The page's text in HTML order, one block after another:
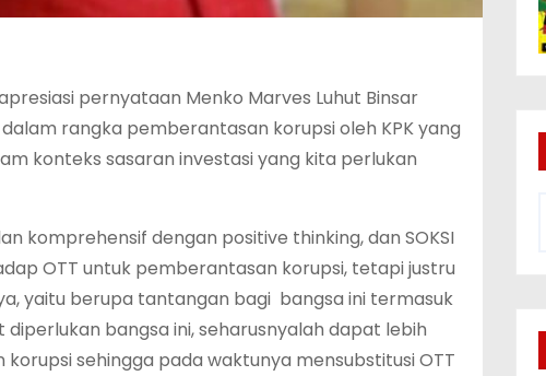
pernyataan Menko Marves Luhut Binsar
rangka pemberantasan korupsi oleh KPK yang
konteks sasaran investasi yang kita perlukan
komprehensif dengan positive thinking, dan SOKSI
OTT untuk pemberantasan korupsi, tetapi justru
yaitu berupa tantangan bagi bangsa ini termasuk
bangsa ini, seharusnyalah dapat lebih
sehingga pada waktunya mensubstitusi OTT